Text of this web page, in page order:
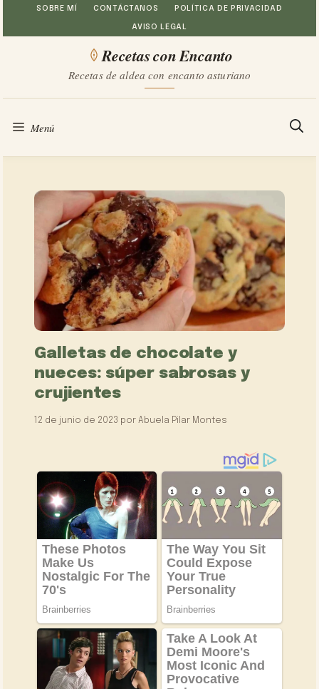
Saltar
al
SOBRE MÍ CONTÁCTANOS POLÍTICA DE PRIVACIDAD
AVISO LEGAL
Recetas con Encanto
Recetas de aldea con encanto asturiano
Menú
Galletas de chocolate y
nueces: súper sabrosas y
crujientes
12 de junio de 2023 porAbuela Pilar Montes